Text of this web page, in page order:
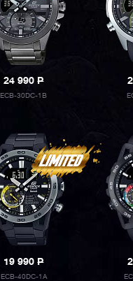
24 990P
ECB-30DC-1B
19 990P
ECB-40DC-1A